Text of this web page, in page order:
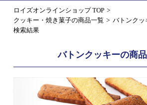
ロイズオンラインショップ TOP
クッキー・焼き菓子の商品一覧
バトンクッ
検索結果
バトンクッキーの商